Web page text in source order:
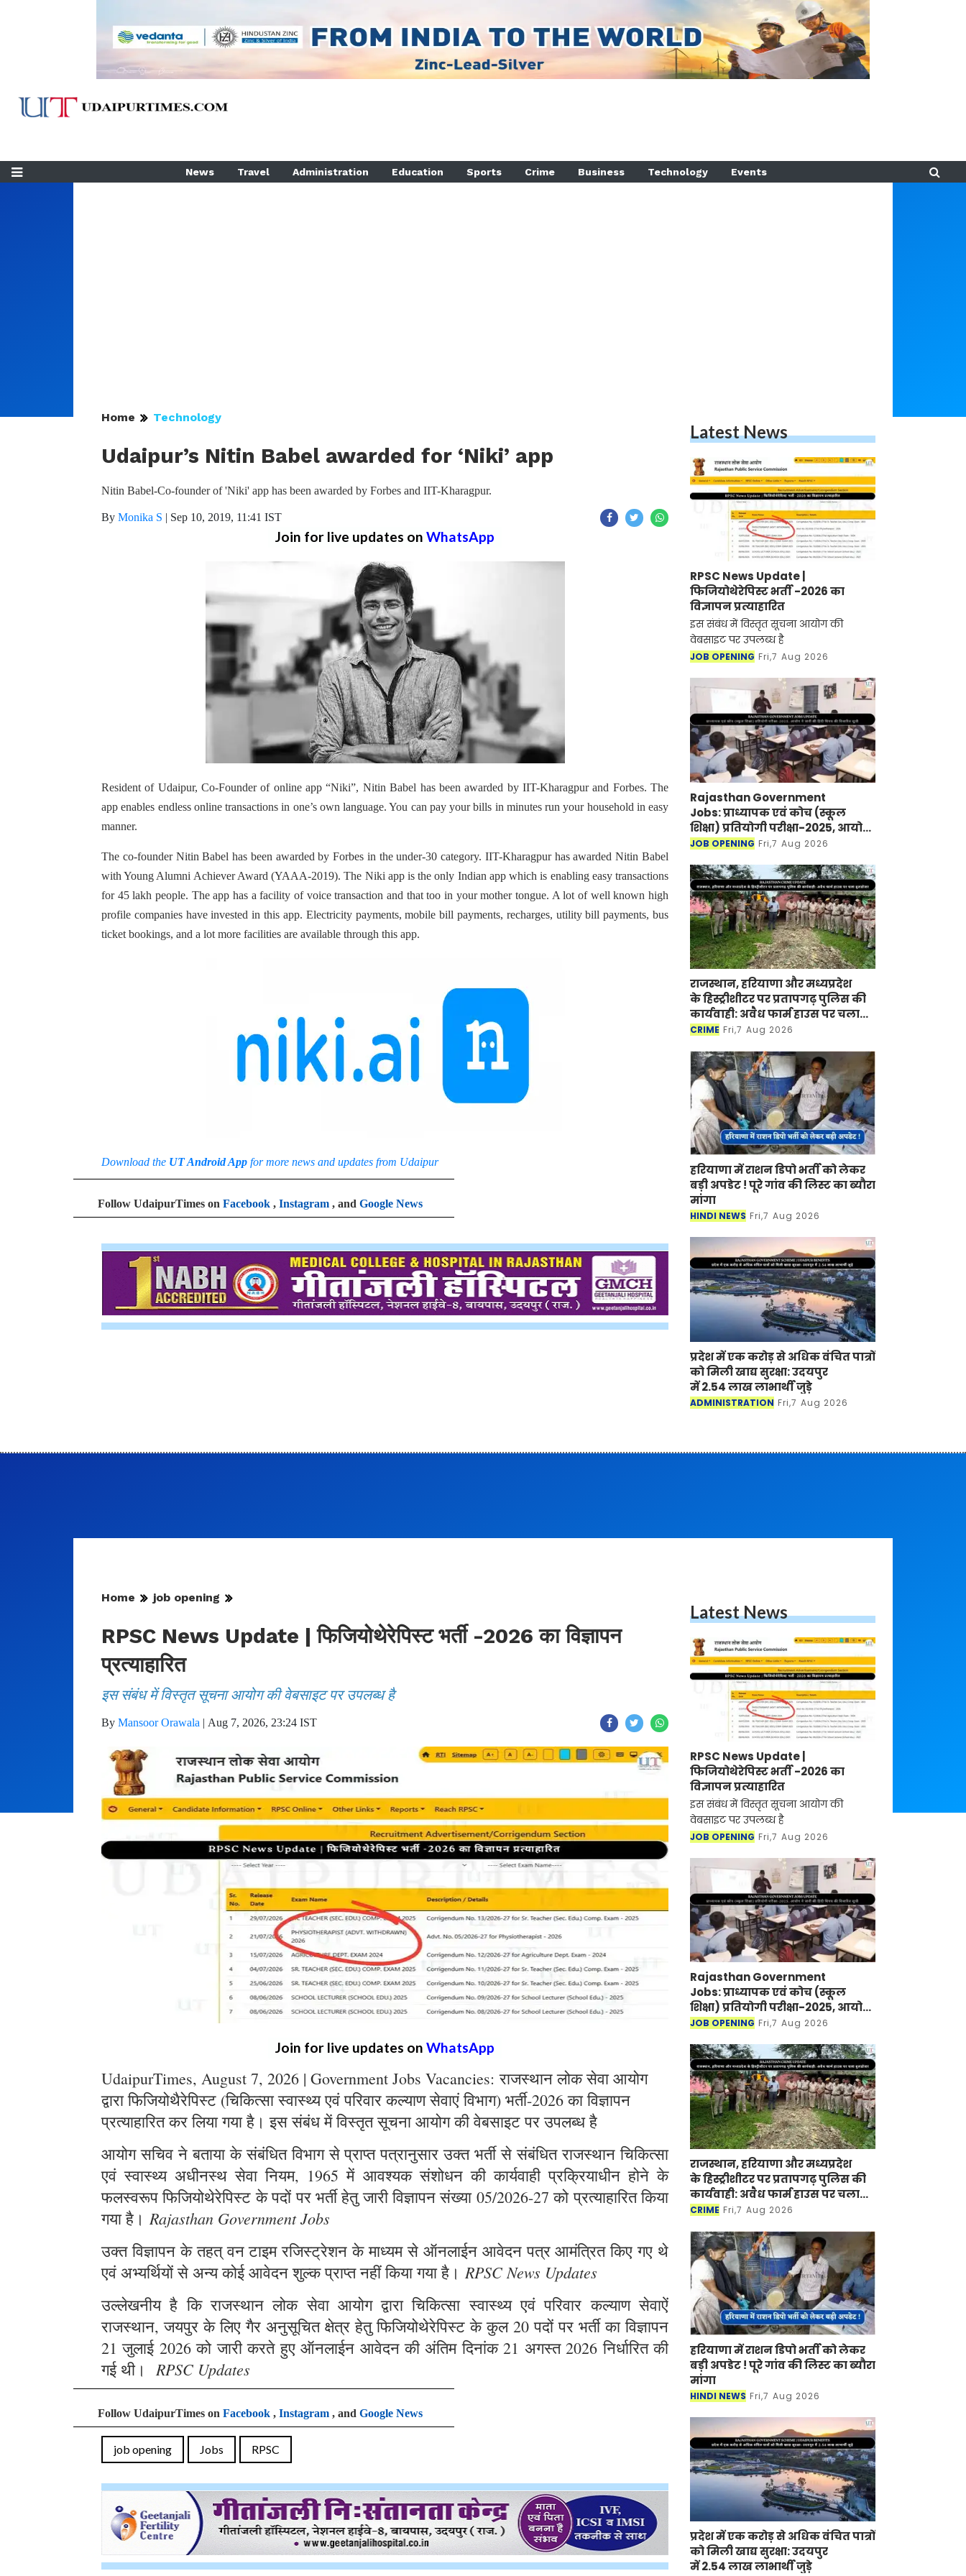
News Travel Administration Education Sports Crime Business Technology Events
Home Technology
Udaipur’s Nitin Babel awarded for ‘Niki’ app
Nitin Babel-Co-founder of 'Niki' app has been awarded by Forbes and IIT-Kharagpur.
By Monika S | Sep 10, 2019, 11:41 IST
Join for live updates on WhatsApp
Resident of Udaipur, Co-Founder of online app “Niki”, Nitin Babel has been awarded by IIT-Kharagpur and Forbes. The
app enables endless online transactions in one’s own language. You can pay your bills in minutes run your household in easy
manner.
The co-founder Nitin Babel has been awarded by Forbes in the under-30 category. IIT-Kharagpur has awarded Nitin Babel
with Young Alumni Achiever Award (YAAA-2019). The Niki app is the only Indian app which is enabling easy transactions
for 45 lakh people. The app has a facility of voice transaction and that too in your mother tongue. A lot of well known high
profile companies have invested in this app. Electricity payments, mobile bill payments, recharges, utility bill payments, bus
ticket bookings, and a lot more facilities are available through this app.
Download the UT Android App for more news and updates from Udaipur
Follow UdaipurTimes on Facebook , Instagram , and Google News
Latest News
RPSC News Update |
फिजियोथेरेपिस्ट भर्ती -2026 का
विज्ञापन प्रत्याहारित
इस संबंध में विस्तृत सूचना आयोग की
वेबसाइट पर उपलब्ध है
JOB OPENING Fri,7 Aug 2026
Rajasthan Government
Jobs: प्राध्यापक एवं कोच (स्कूल
शिक्षा) प्रतियोगी परीक्षा-2025, आयोग
ने जारी की हिंदी विषय की विचारित
JOB OPENING Fri,7 Aug 2026
राजस्थान, हरियाणा और मध्यप्रदेश
के हिस्ट्रीशीटर पर प्रतापगढ़ पुलिस की
कार्यवाही: अवैध फार्म हाउस पर चला
बुलडोजर
CRIME Fri,7 Aug 2026
हरियाणा में राशन डिपो भर्ती को लेकर
बड़ी अपडेट ! पूरे गांव की लिस्ट का ब्यौरा
मांगा
HINDI NEWS Fri,7 Aug 2026
प्रदेश में एक करोड़ से अधिक वंचित पात्रों
को मिली खाद्य सुरक्षा: उदयपुर
में 2.54 लाख लाभार्थी जुड़े
ADMINISTRATION Fri,7 Aug 2026
Home job opening
RPSC News Update | फिजियोथेरेपिस्ट भर्ती -2026 का विज्ञापन
प्रत्याहारित
इस संबंध में विस्तृत सूचना आयोग की वेबसाइट पर उपलब्ध है
By Mansoor Orawala | Aug 7, 2026, 23:24 IST
Join for live updates on WhatsApp
UdaipurTimes, August 7, 2026 | Government Jobs Vacancies: राजस्थान लोक सेवा आयोग
द्वारा फिजियोथैरेपिस्ट (चिकित्सा स्वास्थ्य एवं परिवार कल्याण सेवाएं विभाग) भर्ती-2026 का विज्ञापन
प्रत्याहारित कर लिया गया है। इस संबंध में विस्तृत सूचना आयोग की वेबसाइट पर उपलब्ध है
आयोग सचिव ने बताया के संबंधित विभाग से प्राप्त पत्रानुसार उक्त भर्ती से संबंधित राजस्थान चिकित्सा
एवं स्वास्थ्य अधीनस्थ सेवा नियम, 1965 में आवश्यक संशोधन की कार्यवाही प्रक्रियाधीन होने के
फलस्वरूप फिजियोथेरेपिस्ट के पदों पर भर्ती हेतु जारी विज्ञापन संख्या 05/2026-27 को प्रत्याहारित किया
गया है। Rajasthan Government Jobs
उक्त विज्ञापन के तहत् वन टाइम रजिस्ट्रेशन के माध्यम से ऑनलाईन आवेदन पत्र आमंत्रित किए गए थे
एवं अभ्यर्थियों से अन्य कोई आवेदन शुल्क प्राप्त नहीं किया गया है। RPSC News Updates
उल्लेखनीय है कि राजस्थान लोक सेवा आयोग द्वारा चिकित्सा स्वास्थ्य एवं परिवार कल्याण सेवाऐं
राजस्थान, जयपुर के लिए गैर अनुसूचित क्षेत्र हेतु फिजियोथेरेपिस्ट के कुल 20 पदों पर भर्ती का विज्ञापन
21 जुलाई 2026 को जारी करते हुए ऑनलाईन आवेदन की अंतिम दिनांक 21 अगस्त 2026 निर्धारित की
गई थी। RPSC Updates
Follow UdaipurTimes on Facebook , Instagram , and Google News
job opening Jobs RPSC
Latest News
RPSC News Update |
फिजियोथेरेपिस्ट भर्ती -2026 का
विज्ञापन प्रत्याहारित
इस संबंध में विस्तृत सूचना आयोग की
वेबसाइट पर उपलब्ध है
JOB OPENING Fri,7 Aug 2026
Rajasthan Government
Jobs: प्राध्यापक एवं कोच (स्कूल
शिक्षा) प्रतियोगी परीक्षा-2025, आयोग
ने जारी की हिंदी विषय की विचारित
JOB OPENING Fri,7 Aug 2026
राजस्थान, हरियाणा और मध्यप्रदेश
के हिस्ट्रीशीटर पर प्रतापगढ़ पुलिस की
कार्यवाही: अवैध फार्म हाउस पर चला
बुलडोजर
CRIME Fri,7 Aug 2026
हरियाणा में राशन डिपो भर्ती को लेकर
बड़ी अपडेट ! पूरे गांव की लिस्ट का ब्यौरा
मांगा
HINDI NEWS Fri,7 Aug 2026
प्रदेश में एक करोड़ से अधिक वंचित पात्रों
को मिली खाद्य सुरक्षा: उदयपुर
में 2.54 लाख लाभार्थी जुड़े